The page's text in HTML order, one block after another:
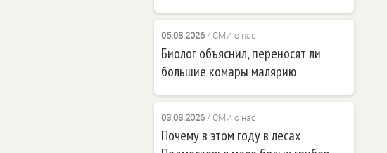
05.08.2026/ СМИ о нас
Биолог объяснил, переносят ли
большие комары малярию
03.08.2026/ СМИ о нас
Почему в этом году в лесах